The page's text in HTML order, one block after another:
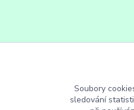
Soubory
sledování